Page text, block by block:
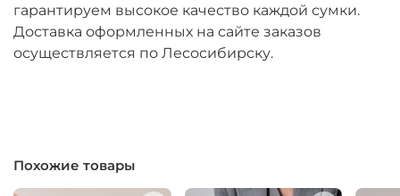
гарантируем высокое качество каждой сумки.
Доставка оформленных на сайте заказов
осуществляется по Лесосибирску.
Похожие товары